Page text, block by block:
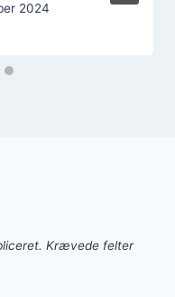
2024
Krævede felter